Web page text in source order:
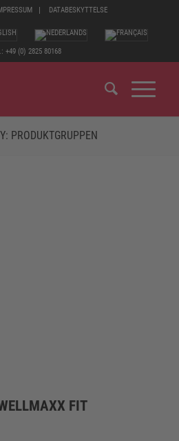
DATABESKYTTELSE
+49 (0) 2825 80168
PRODUKTGRUPPEN
FIT